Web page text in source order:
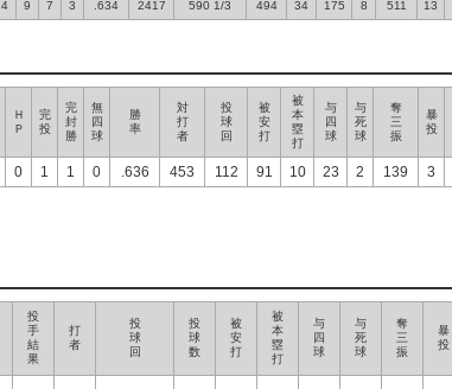
4 9 7 3 .634 2417 590 1/3 494 34 175 8 511 13
Ｈ
Ｐ
完
投
完
封
勝
無
四
球
勝
率
対
打
者
投
球
回
被
安
打
被
本
塁
打
与
四
球
与
死
球
奪
三
振
暴
投
0 1 1 0 .636 453 112 91 10 23 2 139 3
投
手
結
果
打
者
投
球
回
投
球
数
被
安
打
被
本
塁
打
与
四
球
与
死
球
奪
三
振
暴
投